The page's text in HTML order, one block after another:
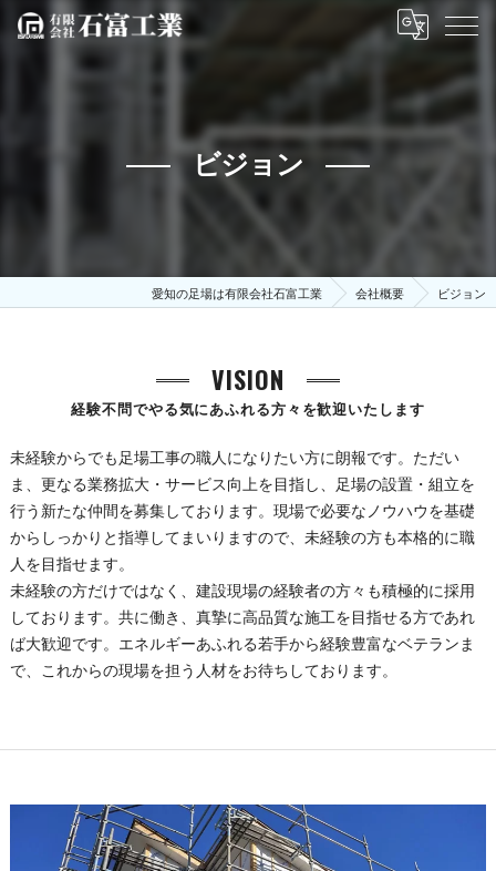
ビジョン
愛知の足場は有限会社石富工業 会社概要 ビジョン
経験不問でやる気にあふれる方々を歓迎いたします
VISION
未経験からでも足場工事の職人になりたい方に朗報です。ただい
ま、更なる業務拡大・サービス向上を目指し、足場の設置・組立を
行う新たな仲間を募集しております。現場で必要なノウハウを基礎
からしっかりと指導してまいりますので、未経験の方も本格的に職
人を目指せます。
未経験の方だけではなく、建設現場の経験者の方々も積極的に採用
しております。共に働き、真摯に高品質な施工を目指せる方であれ
ば大歓迎です。エネルギーあふれる若手から経験豊富なベテランま
で、これからの現場を担う人材をお待ちしております。